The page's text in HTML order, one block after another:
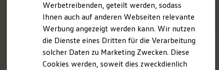
Werbetreibenden, geteilt werden, sodass
Ihnen auch auf anderen Webseiten relevante
Werbung angezeigt werden kann. Wir nutzen
die Dienste eines Dritten für die Verarbeitung
solcher Daten zu Marketing Zwecken. Diese
Cookies werden, soweit dies zweckdienlich